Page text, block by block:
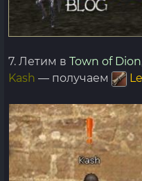
7. Летим в Town of
Kash — получаем